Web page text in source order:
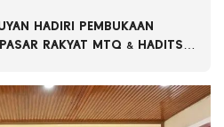
HADIRI PEMBUKAAN
RAKYAT MTQ & HADITS